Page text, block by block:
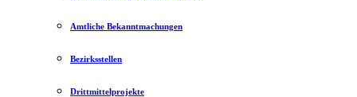
Amtliche Bekanntmachungen
Bezirksstellen
Drittmittelprojekte